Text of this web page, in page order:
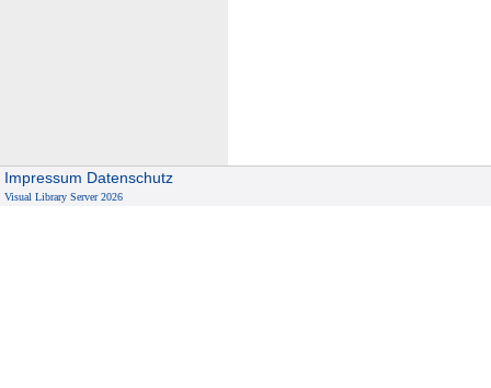
Impressum Datenschutz
Visual Library Server 2026